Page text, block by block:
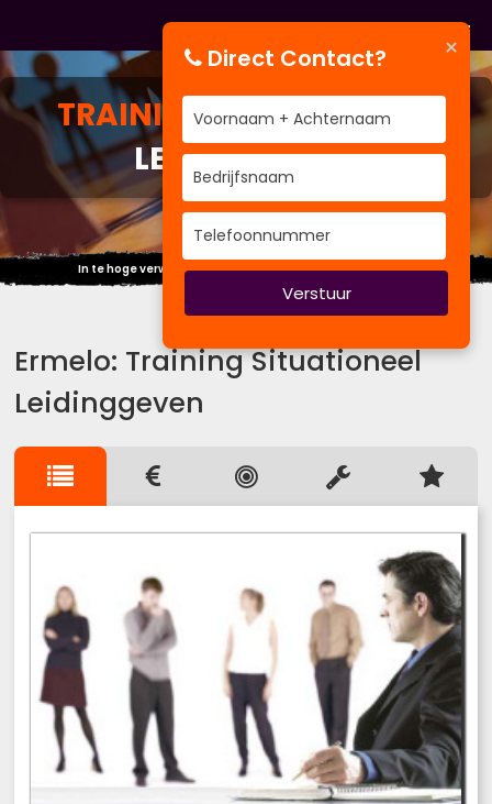
TRAININGSITUATIONEEL
LEIDINGGEVEN
In te hoge verwachting schuilt de grootste teleurstelling.
Ermelo: Training Situationeel
Leidinggeven
×
Direct Contact?
Verstuur